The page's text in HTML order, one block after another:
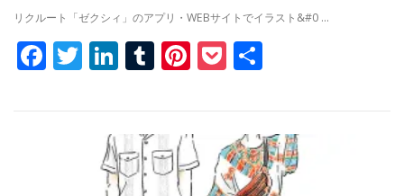
リクルート「ゼクシィ」のアプリ・WEBサイトでイラスト&#0 …
Facebook
Twitter
LinkedIn
Tumblr
Pinterest
Pocket